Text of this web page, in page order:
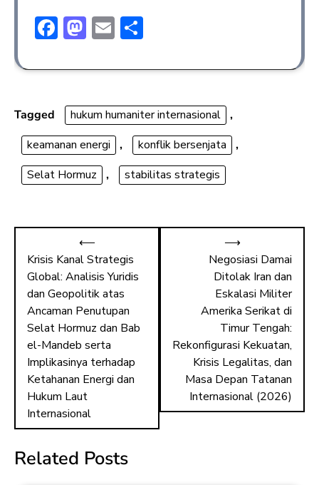
F
e
o
ok
M
st
d
o
n
E
ai ar
Tagged hukum humaniter internasional ,
keamanan energi
, konflik bersenjata
,
Selat Hormuz
, stabilitas strategis
⟵
Krisis Kanal Strategis
Global: Analisis Yuridis
dan Geopolitik atas
Ancaman Penutupan
Selat Hormuz dan Bab
el-Mandeb serta
Implikasinya terhadap
Ketahanan Energi dan
Hukum Laut
Internasional
Negosiasi Damai
Ditolak Iran dan
Eskalasi Militer
Amerika Serikat di
Timur Tengah:
Rekonfigurasi Kekuatan,
Krisis Legalitas, dan
Masa Depan Tatanan
Internasional (2026)
⟶
Related Posts